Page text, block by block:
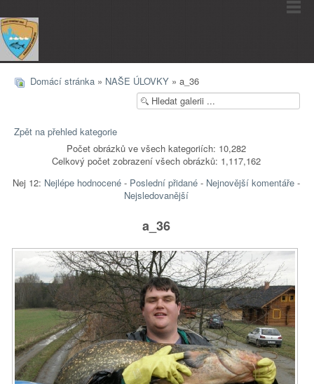
Domácí stránka » NAŠE ÚLOVKY » a_36
Zpět na přehled kategorie
Počet obrázků ve všech kategoriích: 10,282
Celkový počet zobrazení všech obrázků: 1,117,162
Nej 12: Nejlépe hodnocené- Poslední přidané- Nejnovější komentáře-
Nejsledovanější
a_36